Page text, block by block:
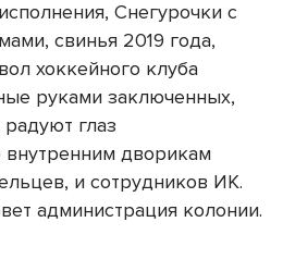
Снегурочки с
свинья 2019 года,
хоккейного клуба
руками заключенных,
глаз
дворикам
и сотрудников ИК.
администрация колонии.